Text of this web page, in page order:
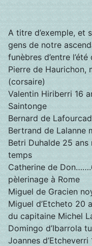
A titre d’exemple, et
gens de notre
funèbres d’entre
Pierre de Haurichon,
(corsaire)
Valentin Hiriberri 16
Saintonge
Bernard de
Bertrand de Lalanne
Betri Duhalde 25
temps
Catherine de
pèlerinage à Rome
Miguel de Gracien
Miguel d’Etcheto 20
du capitaine Michel
Domingo d’Ibarrola
Joannes